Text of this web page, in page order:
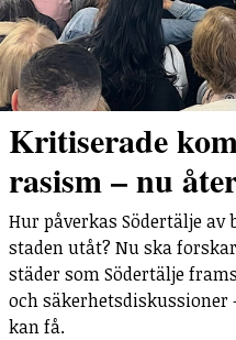
Kritiserade
rasism – nu
Hur påverkas Södertälje
staden utåt? Nu ska
städer som Södertälje
och säkerhetsdiskussioner
kan få.